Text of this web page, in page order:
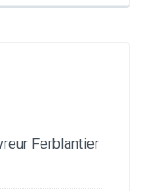
Ferblantier